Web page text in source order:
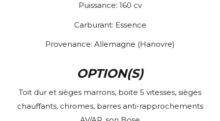
Puissance: 160 cv
Carburant: Essence
Provenance: Allemagne (Hanovre)
OPTION(S)
Toit dur et sièges marrons, boite 5 vitesses, sièges
chauffants, chromes, barres anti-rapprochements